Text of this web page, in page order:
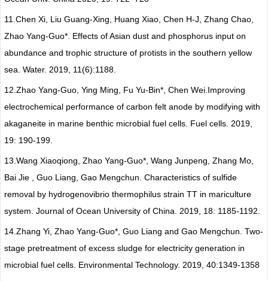
11. Chen Xi, Liu Guang-Xing, Huang Xiao, Chen H-J, Zhang Chao,
Zhao Yang-Guo*. Effects of Asian dust and phosphorus input on
abundance and trophic structure of protists in the southern yellow
sea. Water. 2019, 11(6):1188.
12. Zhao Yang-Guo, Ying Ming, Fu Yu-Bin*, Chen Wei. Improving
electrochemical performance of carbon felt anode by modifying with
akaganeite in marine benthic microbial fuel cells. Fuel cells. 2019,
19: 190-199.
13. Wang Xiaoqiong, Zhao Yang-Guo*, Wang Junpeng, Zhang Mo,
Bai Jie , Guo Liang, Gao Mengchun. Characteristics of sulfide
removal by hydrogenovibrio thermophilus strain TT in mariculture
system. Journal of Ocean University of China. 2019, 18: 1185-1192.
14. Zhang Yi, Zhao Yang-Guo*, Guo Liang and Gao Mengchun. Two-
stage pretreatment of excess sludge for electricity generation in
microbial fuel cells. Environmental Technology. 2019, 40:1349-1358